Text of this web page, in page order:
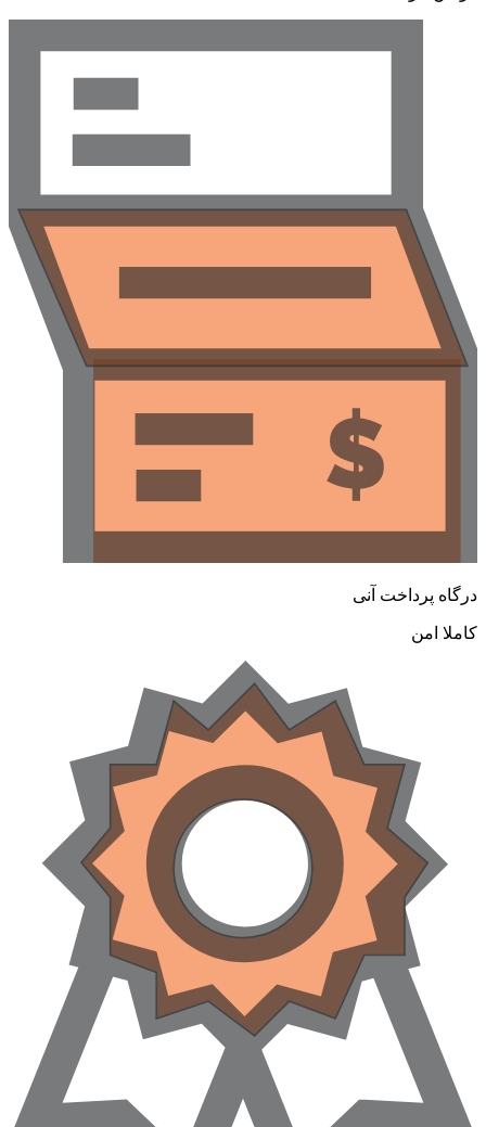
درگاه پرداخت آنی
کاملا امن